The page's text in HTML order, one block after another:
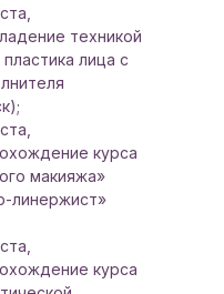
техникой
лица с
курса
макияжа»
линержист»
курса